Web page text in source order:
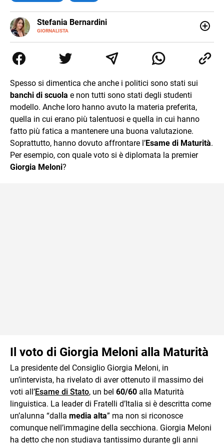
Stefania Bernardini
GIORNALISTA
E-
MAIL
Tv di cronaca, politica, scuola, economia e spettacolo. Ha
esperienze nella redazione di testate giornalistiche online
Spesso si dimentica che anche i politici sono stati sui
banchi di scuola e non tutti sono stati degli studenti
modello. Anche loro hanno avuto la materia preferita,
quella in cui erano più talentuosi e quella in cui hanno
fatto più fatica a mantenere una buona valutazione.
Soprattutto, hanno dovuto affrontare l’Esame di Maturità.
Per esempio, con quale voto si è diplomata la premier
Giorgia Meloni?
Il voto di Giorgia Meloni alla Maturità
La presidente del Consiglio Giorgia Meloni, in
un’intervista, ha rivelato di aver ottenuto il massimo dei
voti all’Esame di Stato, un bel 60/60 alla Maturità
linguistica. La leader di Fratelli d’Italia si è descritta come
un’alunna “dalla media alta” ma non si riconosce
comunque nell’immagine della secchiona. Giorgia Meloni
ha detto che non studiava tantissimo durante gli anni